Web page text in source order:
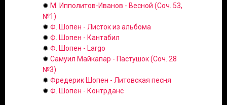
✹ М. Ипполитов-Иванов - Весной (Соч. 53,
№1)
✹ Ф. Шопен - Листок из альбома
✹ Ф. Шопен - Кантабил
✹ Ф. Шопен - Largo
✹ Самуил Майкапар - Пастушок (Соч. 28
№3)
✹ Фредерик Шопен - Литовская песня
✹ Ф. Шопен - Контрданс